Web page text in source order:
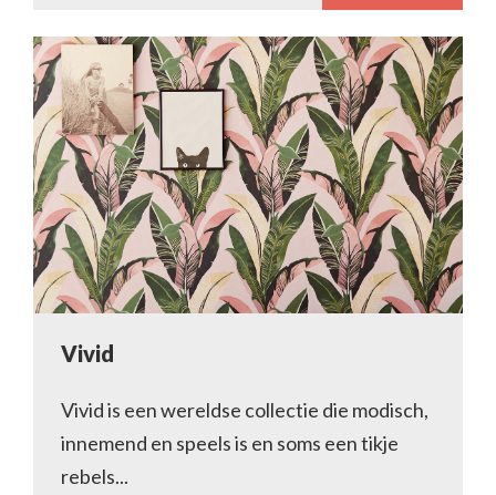
Vivid
Vivid is een wereldse collectie die modisch,
innemend en speels is en soms een tikje
rebels...